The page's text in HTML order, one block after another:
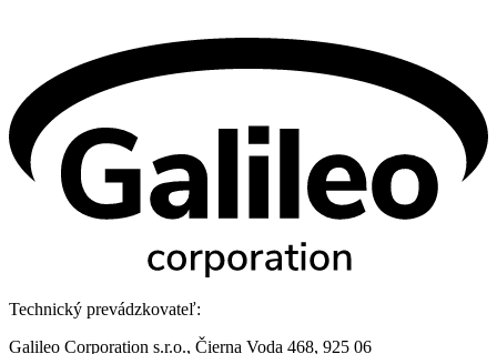
Technický prevádzkovateľ:
Galileo Corporation s.r.o., Čierna Voda 468, 925 06